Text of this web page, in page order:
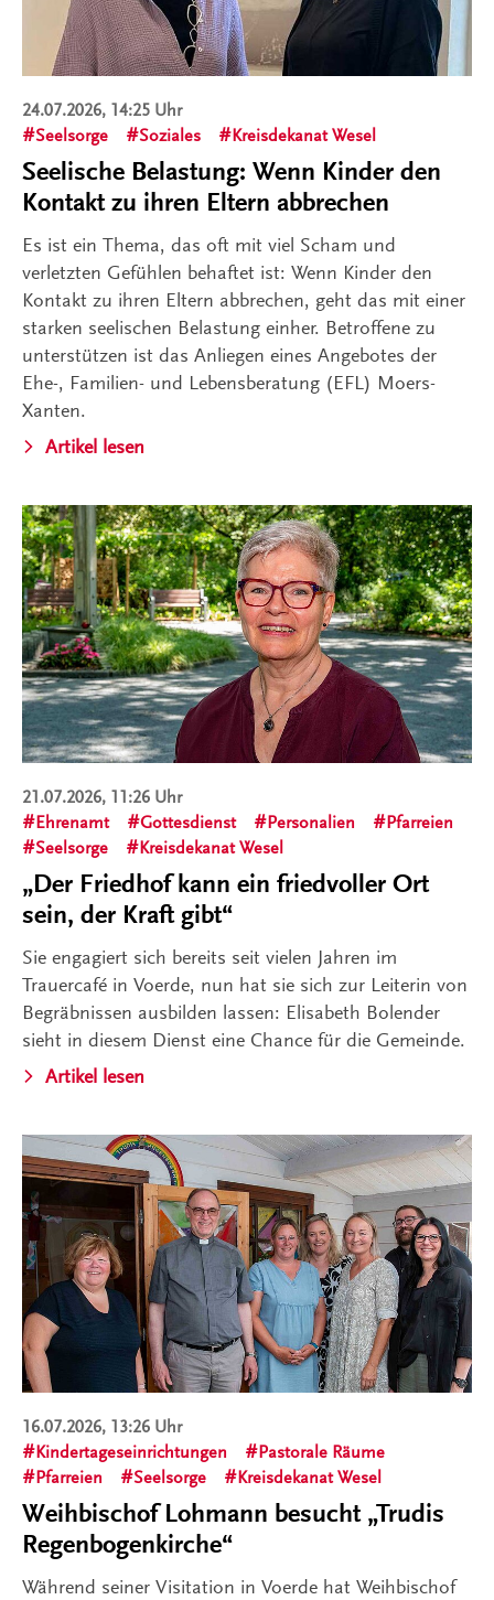
24.07.2026, 14:25 Uhr
Seelsorge
Soziales Kreisdekanat Wesel
Seelische Belastung: Wenn Kinder den
Kontakt zu ihren Eltern abbrechen
Es ist ein Thema, das oft mit viel Scham und
verletzten Gefühlen behaftet ist: Wenn Kinder den
Kontakt zu ihren Eltern abbrechen, geht das mit einer
starken seelischen Belastung einher. Betroffene zu
unterstützen ist das Anliegen eines Angebotes der
Ehe-, Familien- und Lebensberatung (EFL) Moers-
Xanten.
Artikel lesen
21.07.2026, 11:26 Uhr
Ehrenamt
Gottesdienst Personalien
Pfarreien
Seelsorge
Kreisdekanat Wesel
„Der Friedhof kann ein friedvoller Ort
sein, der Kraft gibt“
Sie engagiert sich bereits seit vielen Jahren im
Trauercafé in Voerde, nun hat sie sich zur Leiterin von
Begräbnissen ausbilden lassen: Elisabeth Bolender
sieht in diesem Dienst eine Chance für die Gemeinde.
Artikel lesen
16.07.2026, 13:26 Uhr
Kindertageseinrichtungen
Pastorale Räume
Pfarreien
Seelsorge Kreisdekanat Wesel
Weihbischof Lohmann besucht „Trudis
Regenbogenkirche“
Während seiner Visitation in Voerde hat Weihbischof